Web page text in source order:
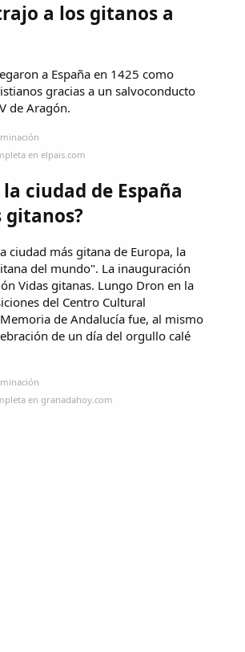
a los gitanos a
a España en 1425 como
gracias a un salvoconducto
de Aragón.
en elpais.com
la ciudad de España
gitanos?
ciudad más gitana de Europa, la
del mundo". La inauguración
Vidas gitanas. Lungo Dron en la
del Centro Cultural
de Andalucía fue, al mismo
de un día del orgullo calé
en granadahoy.com